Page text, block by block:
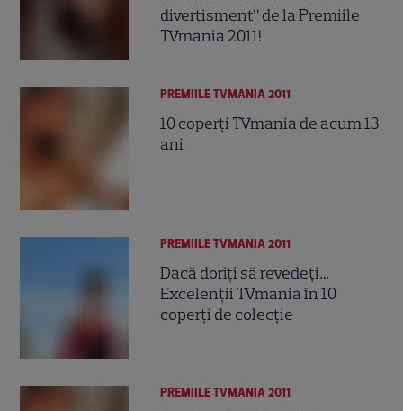
divertisment” de la Premiile
TVmania 2011!
PREMIILE TVMANIA 2011
10 coperţi TVmania de acum 13
ani
PREMIILE TVMANIA 2011
Dacă doriţi să revedeţi…
Excelenţii TVmania în 10
coperţi de colecţie
PREMIILE TVMANIA 2011